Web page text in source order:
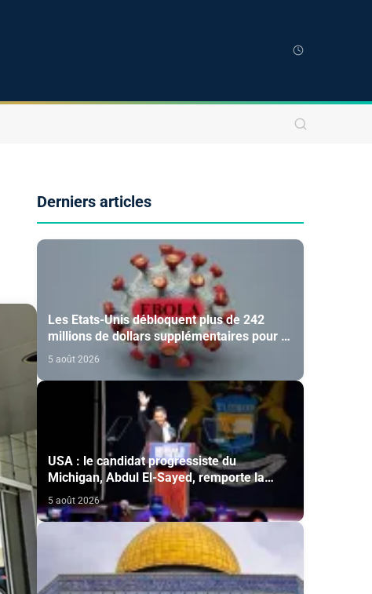
Derniers articles
Les Etats-Unis débloquent plus de 242
millions de dollars supplémentaires pour la
lutte contre Ebola
5 août 2026
USA : le candidat progressiste du
Michigan, Abdul El-Sayed, remporte la
primaire démocrate pour le Sénat
5 août 2026